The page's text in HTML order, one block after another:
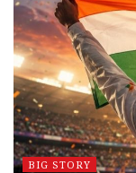
BIG STORY